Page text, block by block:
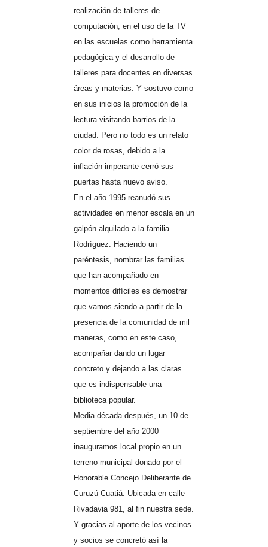
realización de talleres de
computación, en el uso de la TV
en las escuelas como herramienta
pedagógica y el desarrollo de
talleres para docentes en diversas
áreas y materias. Y sostuvo como
en sus inicios la promoción de la
lectura visitando barrios de la
ciudad. Pero no todo es un relato
color de rosas, debido a la
inflación imperante cerró sus
puertas hasta nuevo aviso.
En el año 1995 reanudó sus
actividades en menor escala en un
galpón alquilado a la familia
Rodríguez. Haciendo un
paréntesis, nombrar las familias
que han acompañado en
momentos difíciles es demostrar
que vamos siendo a partir de la
presencia de la comunidad de mil
maneras, como en este caso,
acompañar dando un lugar
concreto y dejando a las claras
que es indispensable una
biblioteca popular.
Media década después, un 10 de
septiembre del año 2000
inauguramos local propio en un
terreno municipal donado por el
Honorable Concejo Deliberante de
Curuzú Cuatiá. Ubicada en calle
Rivadavia 981, al fin nuestra sede.
Y gracias al aporte de los vecinos
y socios se concretó así la